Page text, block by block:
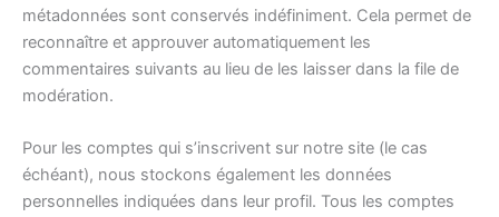
métadonnées sont conservés indéfiniment. Cela permet de
reconnaître et approuver automatiquement les
commentaires suivants au lieu de les laisser dans la file de
modération.
Pour les comptes qui s’inscrivent sur notre site (le cas
échéant), nous stockons également les données
personnelles indiquées dans leur profil. Tous les comptes